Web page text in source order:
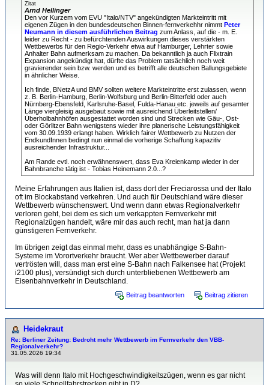
Zitat
Arnd Hellinger
Den vor Kurzem vom EVU "Italo/NTV" angekündigten Markteintritt mit
eigenen Zügen in den bundesdeutschen Binnen-fernverkehhr nimmt Peter
Neumann in diesem ausführlichen Beitrag zum Anlass, auf die - m. E.
leider zu Recht - zu befürchtenden Auswirkungen dieses verstärkten
Wettbewerbs für den Regio-Verkehr etwa auf Hamburger, Lehrter sowie
Anhalter Bahn aufmerksam zu machen. Da bekanntlich ja auch Flixtrain
Expansion angekündigt hat, dürfte das Problem tatsächlich noch weit
gravierender sein bzw. werden und es betrifft alle deutschen Ballungsgebiete
in ähnlicher Weise.
Ich finde, BNetzA und BMV sollten weitere Markteintritte erst zulassen, wenn
z. B. Berlin-Hamburg, Berlin-Wolfsburg und Berlin-Bitterfeld oder auch
Nürnberg-Ebensfeld, Karlsruhe-Basel, Fulda-Hanau etc. jeweils auf gesamter
Länge viergleisig ausgebaut sowie mit ausreichend Überleitstellen/
Überholbahnhöfen ausgestattet worden sind und Strecken wie Gäu-, Ost-
oder Görlitzer Bahn wenigstens wieder ihre planerische Leistungsfähigkeit
vom 30.09.1939 erlangt haben. Wirklich fairer Wettbewerb zu Nutzen der
EndkundInnen bedingt nun einmal die vorherige Schaffung kapazitiv
ausreichender Infrastruktur...
Am Rande evtl. noch erwähnenswert, dass Eva Kreienkamp wieder in der
Bahnbranche tätig ist - Tobias Heinemann 2.0...?
Meine Erfahrungen aus Italien ist, dass dort der Freciarossa und der Italo
oft im Blockabstand verkehren. Und auch für Deutschland wäre dieser
Wettbewerb wünschenswert. Und wenn dann etwas Regionalverkehr
verloren geht, bei dem es sich um verkappten Fernverkehr mit
Regionalzügen handelt, wäre mir das auch recht, man hat ja dann
günstigeren Fernverkehr.
Im übrigen zeigt das einmal mehr, dass es unabhängige S-Bahn-
Systeme im Vorortverkehr braucht. Wer aber Wettbewerber darauf
vertrösten will, dass man erst eine S-Bahn nach Falkensee hat (Projekt
i2100 plus), versündigt sich durch unterbliebenen Wettbewerb am
Eisenbahnverkehr in Deutschland.
Beitrag beantworten Beitrag zitieren
Heidekraut
Re: Berliner Zeitung: Bedroht mehr Wettbewerb im Fernverkehr den VBB-
Regionalverkehr?
31.05.2026 19:34
Was will denn Italo mit Hochgeschwindigkeitszügen, wenn es gar nicht